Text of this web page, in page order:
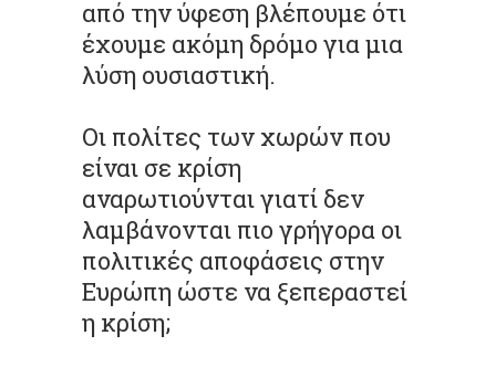
από την ύφεση βλέπουμε ότι
έχουμε ακόμη δρόμο για μια
λύση ουσιαστική.
Οι πολίτες των χωρών που
είναι σε κρίση
αναρωτιούνται γιατί δεν
λαμβάνονται πιο γρήγορα οι
πολιτικές αποφάσεις στην
Ευρώπη ώστε να ξεπεραστεί
η κρίση;